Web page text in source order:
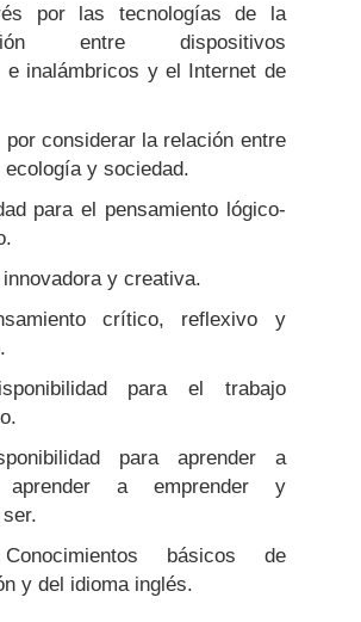
por las tecnologías de la
entre dispositivos
e inalámbricos y el Internet de
considerar la relación entre
y sociedad.
para el pensamiento lógico-
y creativa.
crítico, reflexivo y
para el trabajo
para aprender a
aprender a emprender y
básicos de
y del idioma inglés.